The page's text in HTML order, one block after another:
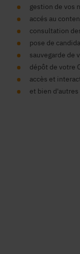
gestion de vos
accés au
consultation
pose de
sauvegarde de
dépôt de votre
accès et
et bien d'autres